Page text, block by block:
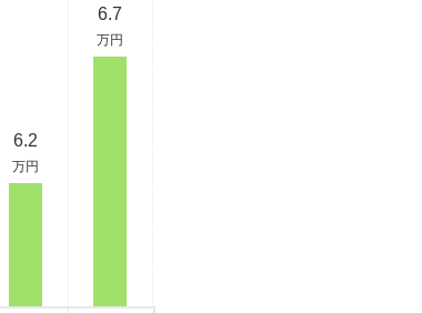
6.2
万円
6.7
万円